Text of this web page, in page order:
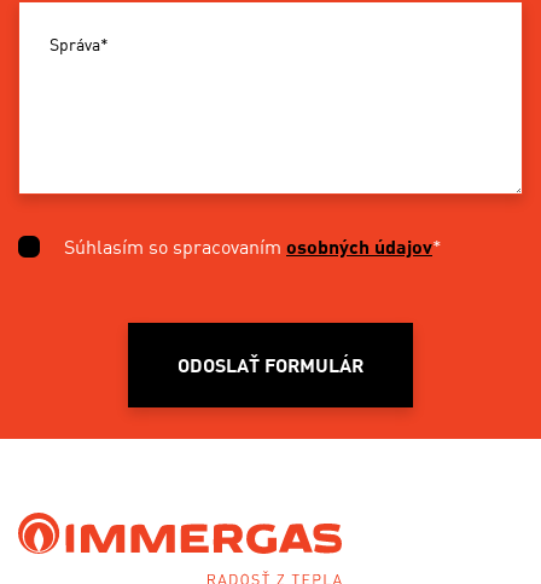
Správa*
Súhlasím so spracovaním osobných údajov*
ODOSLAŤ FORMULÁR